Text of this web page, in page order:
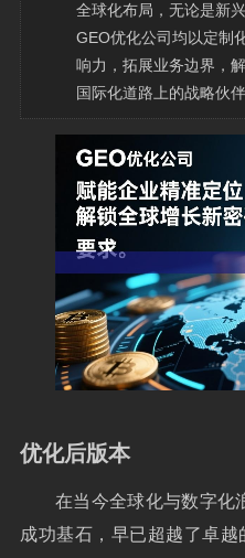
全球化布局，无论是新
GEO优化公司均以定制
响力，拓展业务边界，
国际化道路上的战略伙伴
优化后版本
在当今全球化与数字化
成功基石，早已超越了卓